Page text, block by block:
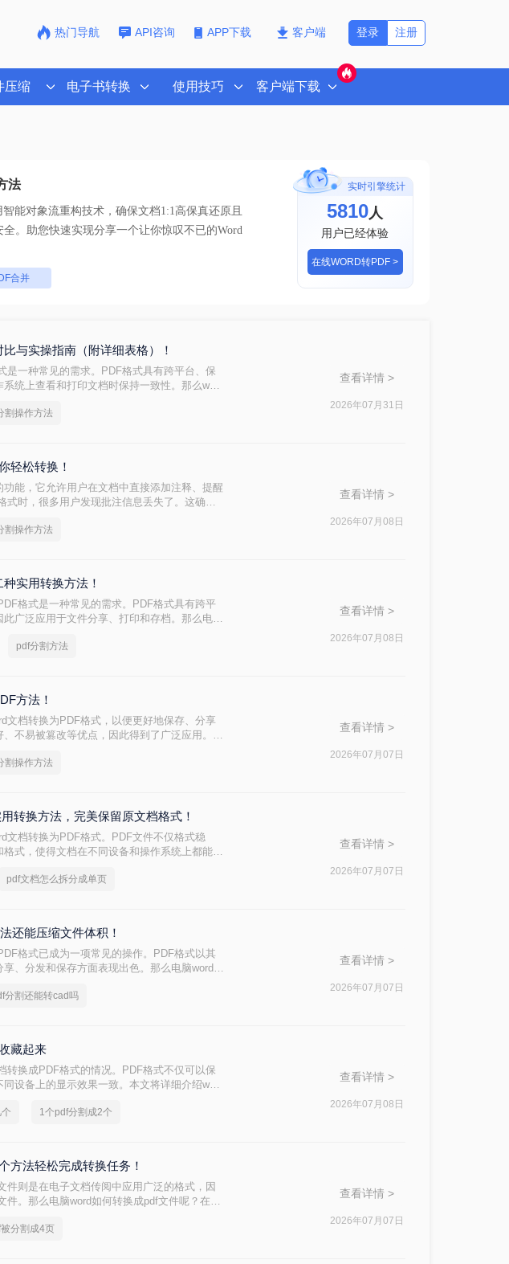
热门导航 API咨询 APP下载 客户端 注册
登录
压缩 电子书转换 使用技巧 客户端下载
法
能对象流重构技术，确保文档1:1高保真还原且
密保障隐私安全。助您快速实现分享一个让你惊叹不已的Word
合并
实时引擎统计
5810人
用户已经体验
在线WORD转PDF >
与实操指南（附详细表格）！
是一种常见的需求。PDF格式具有跨平台、保
统上查看和打印文档时保持一致性。那么word
割操作方法
查看详情 >
2026年07月31日
轻松转换！
能，它允许用户在文档中直接添加注释、提醒
式时，很多用户发现批注信息丢失了。这确实
割操作方法
查看详情 >
2026年07月08日
实用转换方法！
格式是一种常见的需求。PDF格式具有跨平
广泛应用于文件分享、打印和存档。那么电脑
pdf分割方法
查看详情 >
2026年07月08日
方法！
文档转换为PDF格式，以便更好地保存、分享
不易被篡改等优点，因此得到了广泛应用。那
割操作方法
查看详情 >
2026年07月07日
转换方法，完美保留原文档格式！
文档转换为PDF格式。PDF文件不仅格式稳
式，使得文档在不同设备和操作系统上都能保
pdf文档怎么拆分成单页
查看详情 >
2026年07月07日
还能压缩文件体积！
格式已成为一项常见的操作。PDF格式以其
、分发和保存方面表现出色。那么电脑word转
分割还能转cad吗
查看详情 >
2026年07月07日
藏起来
转换成PDF格式的情况。PDF格式不仅可以保
设备上的显示效果一致。本文将详细介绍word
1个pdf分割成2个
查看详情 >
2026年07月08日
方法轻松完成转换任务！
件则是在电子文档传阅中应用广泛的格式，因
件。那么电脑word如何转换成pdf文件呢？在本
分割成4页
查看详情 >
2026年07月07日